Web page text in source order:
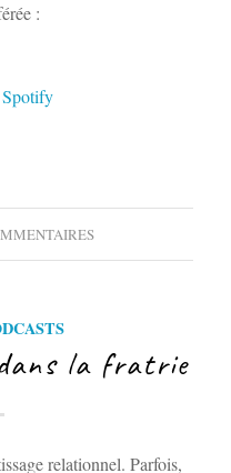
:
Spotify
la fratrie
relationnel. Parfois,